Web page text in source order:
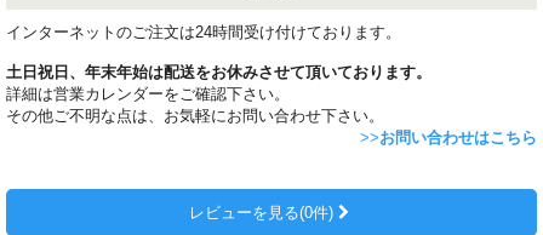
インターネットのご注文は24時間受け付けております。
土日祝日、年末年始は配送をお休みさせて頂いております。
詳細は営業カレンダーをご確認下さい。
その他ご不明な点は、お気軽にお問い合わせ下さい。
>>お問い合わせはこちら
レビューを見る(0件)